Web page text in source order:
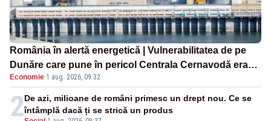
România în alertă energetică | Vulnerabilitatea de pe
Dunăre care pune în pericol Centrala Cernavodă era
cunoscută de pe vremea lui Ceaușescu
Economie·1 aug. 2026, 09:32
2De azi, milioane de români primesc un drept nou. Ce se
întâmplă dacă ți se strică un produs